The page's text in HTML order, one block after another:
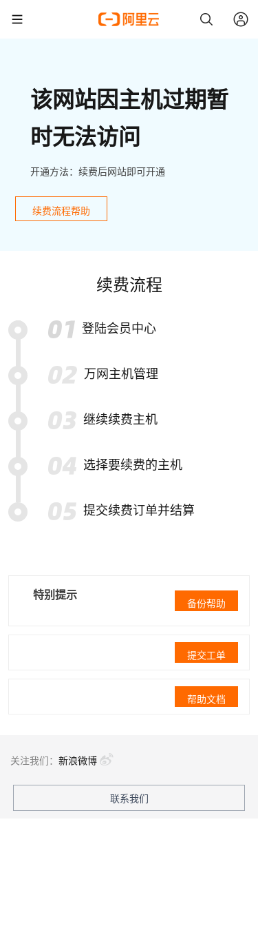
该网站因主机过期暂
时无法访问
开通方法：续费后网站即可开通
续费流程帮助
续费流程
登陆会员中心
万网主机管理
继续续费主机
选择要续费的主机
提交续费订单并结算
特别提示
备份帮助
提交工单
帮助文档